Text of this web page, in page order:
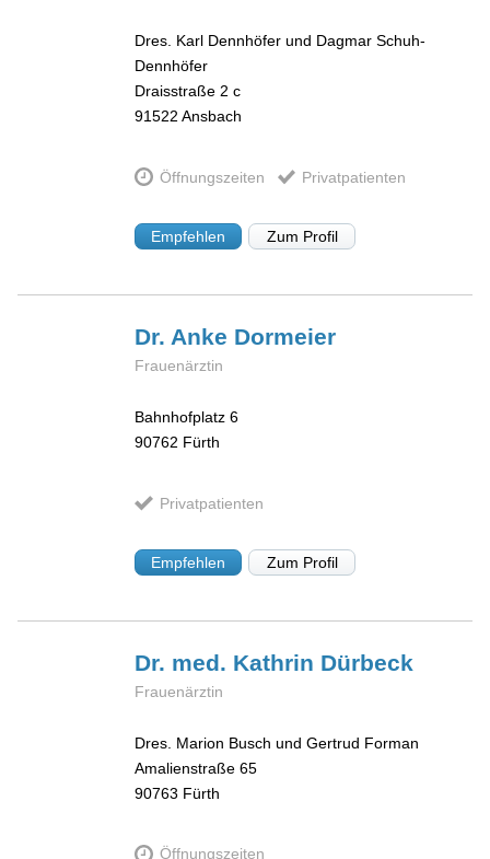
Dres. Karl Dennhöfer und Dagmar Schuh-
Dennhöfer
Draisstraße 2 c
91522 Ansbach
Öffnungszeiten Privatpatienten
Empfehlen Zum Profil
Dr. Anke Dormeier
Frauenärztin
Bahnhofplatz 6
90762 Fürth
Privatpatienten
Empfehlen Zum Profil
Dr. med. Kathrin Dürbeck
Frauenärztin
Dres. Marion Busch und Gertrud Forman
Amalienstraße 65
90763 Fürth
Öffnungszeiten